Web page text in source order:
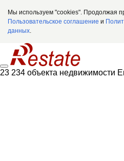
Мы используем "cookies". Продолжая
Пользовательское соглашение и
данных.
23 234 объекта недвижимости